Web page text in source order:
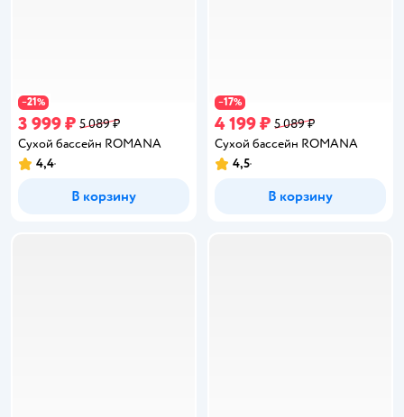
−21%
3 999 ₽ 5 089 ₽
Сухой бассейн ROMANA
Рейтинг:
4,4
В корзину
−17%
4 199 ₽ 5 089 ₽
Сухой бассейн ROMANA
Рейтинг:
4,5
В корзину